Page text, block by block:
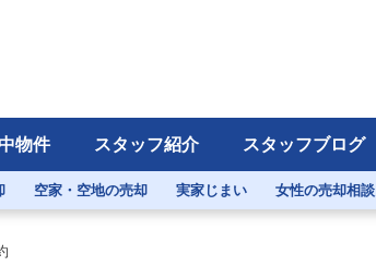
物件 スタッフ紹介 スタッフブログ
空家・空地の売却 実家じまい 女性の売却相談